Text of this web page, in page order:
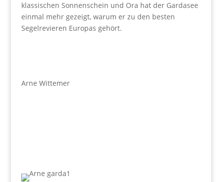
klassischen Sonnenschein und Ora hat der Gardasee
einmal mehr gezeigt, warum er zu den besten
Segelrevieren Europas gehört.
Arne Wittemer